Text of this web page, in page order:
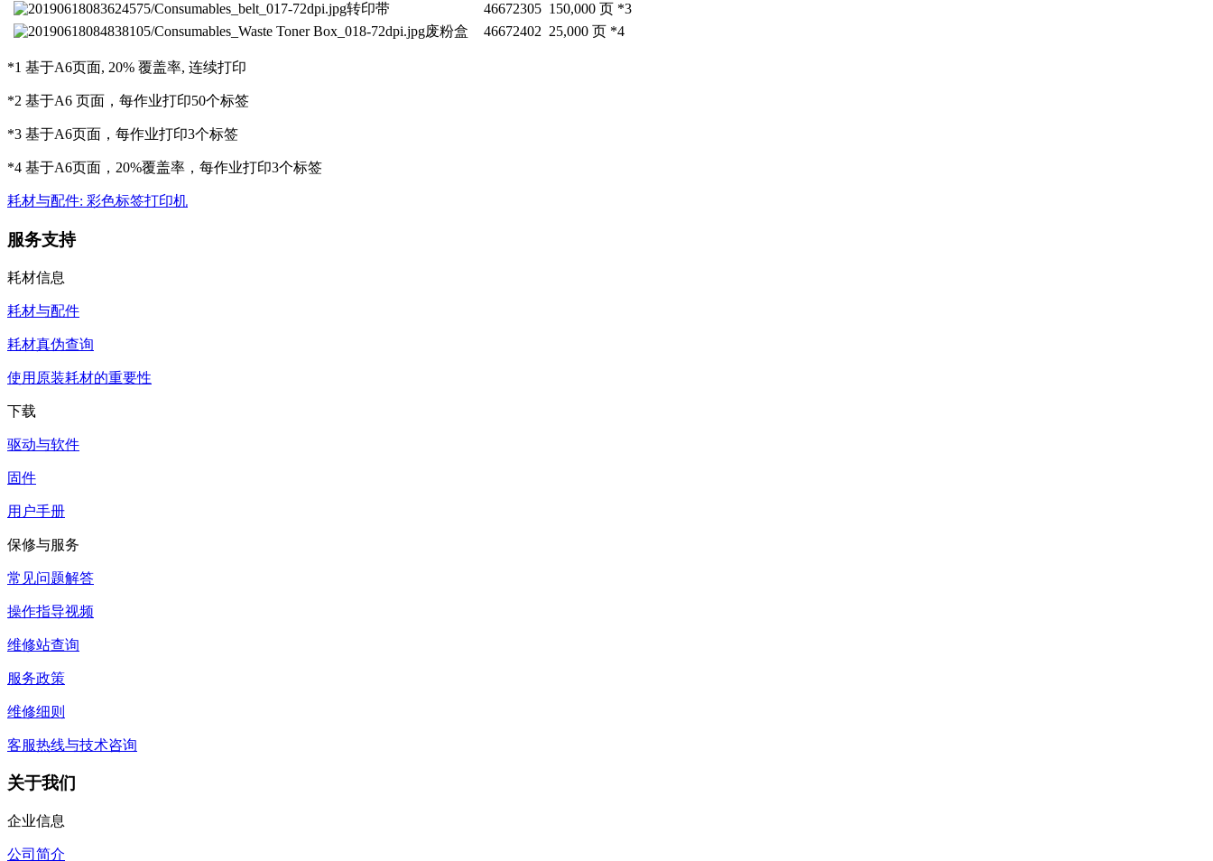
转印带
46672305 150,000 页 *3
废粉盒
46672402 25,000 页 *4
*1 基于A6页面, 20% 覆盖率, 连续打印
*2 基于A6 页面，每作业打印50个标签
*3 基于A6页面，每作业打印3个标签
*4 基于A6页面，20%覆盖率，每作业打印3个标签
耗材与配件: 彩色标签打印机
服务支持
耗材信息
耗材与配件
耗材真伪查询
使用原装耗材的重要性
下载
驱动与软件
固件
用户手册
保修与服务
常见问题解答
操作指导视频
维修站查询
服务政策
维修细则
客服热线与技术咨询
关于我们
企业信息
公司简介